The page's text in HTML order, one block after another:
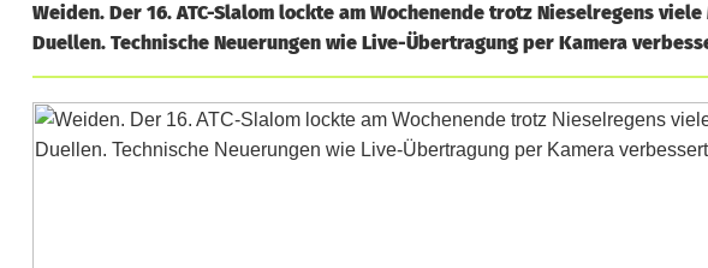
Weiden. Der 16. ATC-Slalom lockte am Wochenende trotz Nieselregens
Duellen. Technische Neuerungen wie Live-Übertragung per Kamera